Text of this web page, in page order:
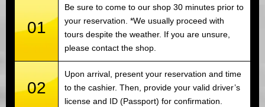
01
Be sure to come to our shop 30 minutes prior to
your reservation. *We usually proceed with
tours despite the weather. If you are unsure,
please contact the shop.
02
Upon arrival, present your reservation and time
to the cashier. Then, provide your valid driver’s
license and ID (Passport) for confirmation.